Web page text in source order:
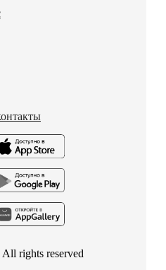
All rights reserved